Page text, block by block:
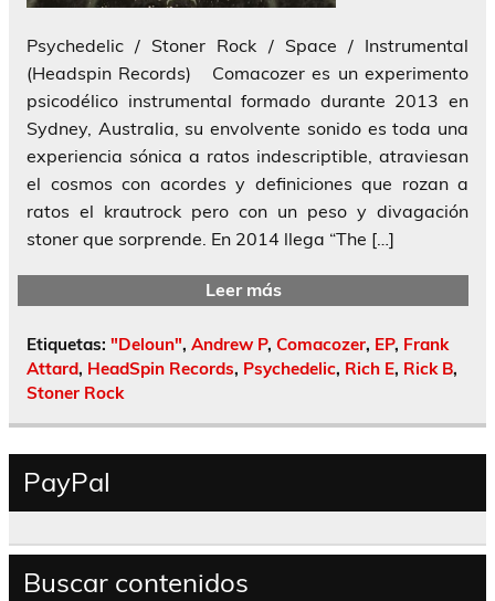
Psychedelic / Stoner Rock / Space / Instrumental
(Headspin Records) Comacozer es un experimento
psicodélico instrumental formado durante 2013 en
Sydney, Australia, su envolvente sonido es toda una
experiencia sónica a ratos indescriptible, atraviesan
el cosmos con acordes y definiciones que rozan a
ratos el krautrock pero con un peso y divagación
stoner que sorprende. En 2014 llega “The […]
Leer más
Etiquetas: "Deloun", Andrew P, Comacozer, EP, Frank
Attard, HeadSpin Records, Psychedelic, Rich E, Rick B,
Stoner Rock
PayPal
Buscar contenidos